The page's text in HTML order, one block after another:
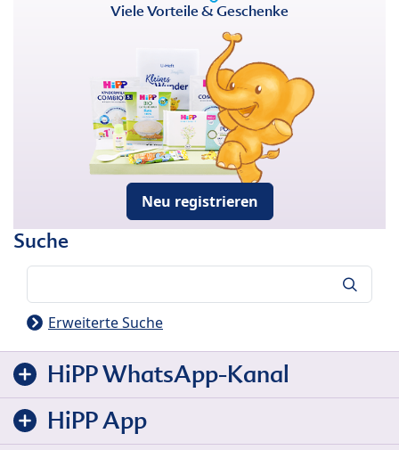
Viele Vorteile & Geschenke
Neu registrieren
Suche
Erweiterte Suche
HiPP WhatsApp-Kanal
HiPP App